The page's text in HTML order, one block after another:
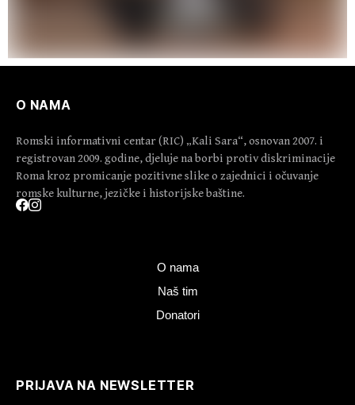
O NAMA
Romski informativni centar (RIC) „Kali Sara“, osnovan 2007. i
registrovan 2009. godine, djeluje na borbi protiv diskriminacije
Roma kroz promicanje pozitivne slike o zajednici i očuvanje
romske kulturne, jezičke i historijske baštine.
O nama
Naš tim
Donatori
PRIJAVA NA NEWSLETTER